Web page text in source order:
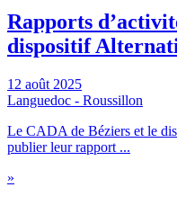
Rapports
dispositif
12 août 2025
Languedoc - Roussillon
Le CADA de Béziers et le
publier leur rapport ...
»